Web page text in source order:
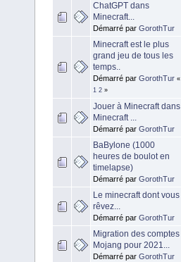
ChatGPT dans
Minecraft...
Démarré par GorothTur
Minecraft est le plus
grand jeu de tous les
temps..
Démarré par GorothTur «
1 2 »
Jouer à Minecraft dans
Minecraft ...
Démarré par GorothTur
BaBylone (1000
heures de boulot en
timelapse)
Démarré par GorothTur
Le minecraft dont vous
rêvez...
Démarré par GorothTur
Migration des comptes
Mojang pour 2021...
Démarré par GorothTur